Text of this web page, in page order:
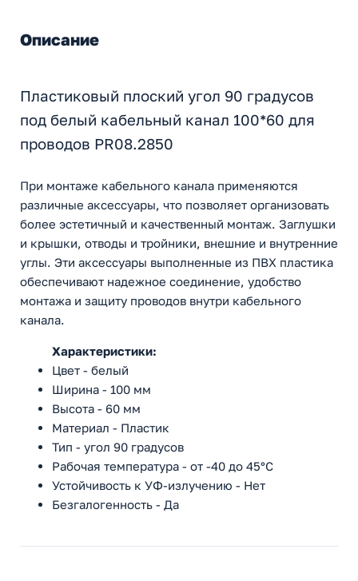
Описание
Пластиковый плоский угол 90 градусов
под белый кабельный канал 100*60 для
проводов PR08.2850
При монтаже кабельного канала применяются
различные аксессуары, что позволяет организовать
более эстетичный и качественный монтаж. Заглушки
и крышки, отводы и тройники, внешние и внутренние
углы. Эти аксессуары выполненные из ПВХ пластика
обеспечивают надежное соединение, удобство
монтажа и защиту проводов внутри кабельного
канала.
Характеристики:
Цвет - белый
Ширина - 100 мм
Высота - 60 мм
Материал - Пластик
Тип - угол 90 градусов
Рабочая температура - от -40 до 45°C
Устойчивость к УФ-излучению - Нет
Безгалогенность - Да